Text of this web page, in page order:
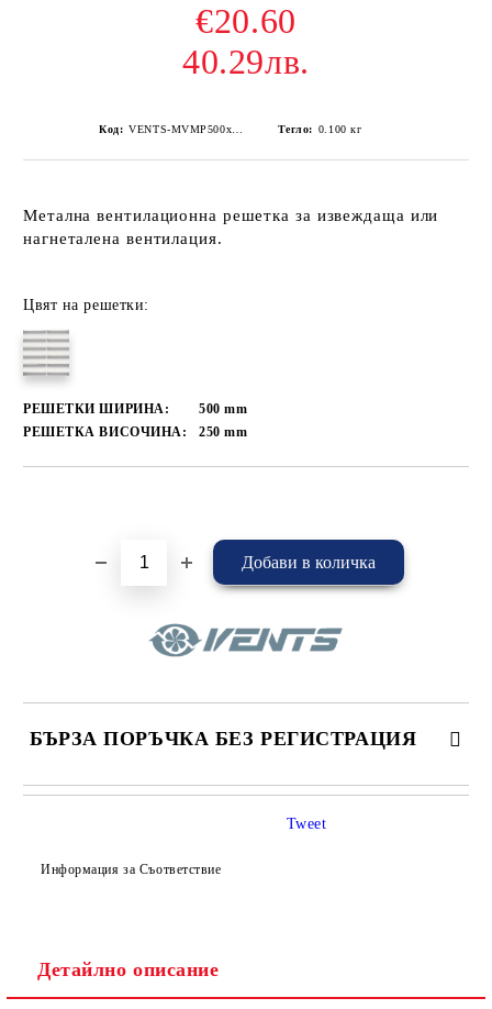
€20.60
40.29лв.
Код: Тегло: 0.100 кг
Метална вентилационна решетка за извеждаща или
нагнеталена вентилация.
Цвят на решетки:
РЕШЕТКИ ШИРИНА: 500mm
РЕШЕТКА ВИСОЧИНА:
250mm
БЪРЗА ПОРЪЧКА БЕЗ РЕГИСТРАЦИЯ
САМО ПОПЪЛНЕТЕ 4 ПОЛЕТА
Съгласен съм сПолитиката за лични данни
Информация за Съответствие
Tweet
Детайлно описание